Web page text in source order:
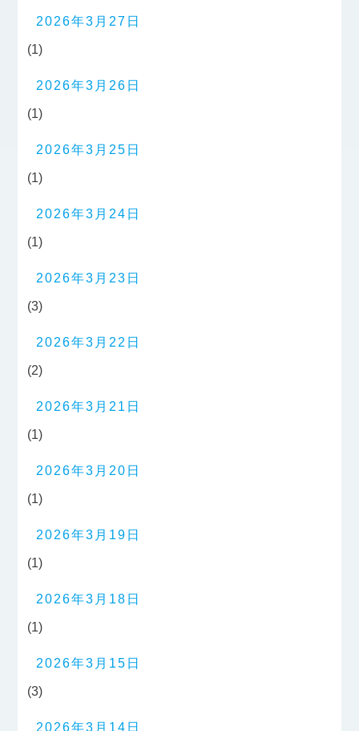
2026年3月27日
(1)
2026年3月26日
(1)
2026年3月25日
(1)
2026年3月24日
(1)
2026年3月23日
(3)
2026年3月22日
(2)
2026年3月21日
(1)
2026年3月20日
(1)
2026年3月19日
(1)
2026年3月18日
(1)
2026年3月15日
(3)
2026年3月14日